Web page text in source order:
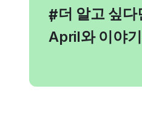
#
, 더 알고 싶다
April와 이야